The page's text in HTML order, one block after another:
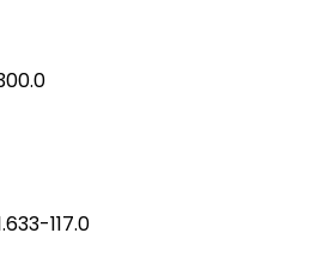
117.0